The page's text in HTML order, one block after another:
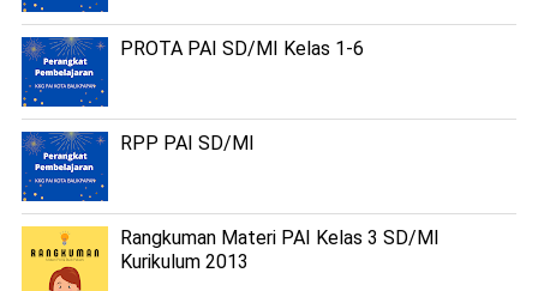
PROTA PAI SD/MI Kelas 1-6
RPP PAI SD/MI
Rangkuman Materi PAI Kelas 3 SD/MI
Kurikulum 2013